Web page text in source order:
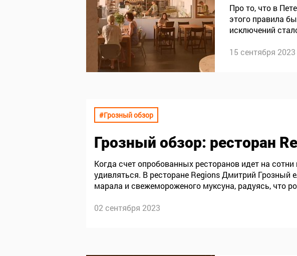
Про то, что в
этого правила
исключений
15 сентября 2023
#Грозный обзор
Грозный обзор: ресторан
Когда счет опробованных ресторанов идет на
удивляться. В ресторане Regions Дмитрий Грозный
марала и свежемороженого муксуна, радуясь, что
02 сентября 2023